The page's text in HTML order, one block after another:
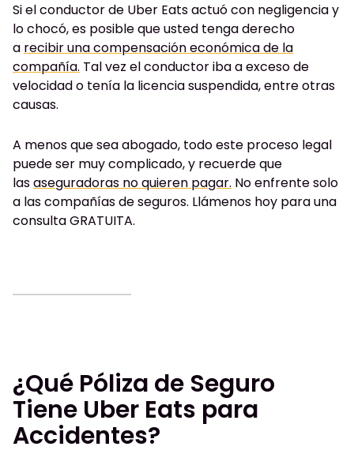
Si el conductor de Uber Eats actuó con negligencia y
lo chocó, es posible que usted tenga derecho
a recibir una compensación económica de la
compañía. Tal vez el conductor iba a exceso de
velocidad o tenía la licencia suspendida, entre otras
causas.
A menos que sea abogado, todo este proceso legal
puede ser muy complicado, y recuerde que
lasaseguradoras no quieren pagar. No enfrente solo
a las compañías de seguros. Llámenos hoy para una
consulta GRATUITA.
¿Qué Póliza de Seguro
Tiene Uber Eats para
Accidentes?